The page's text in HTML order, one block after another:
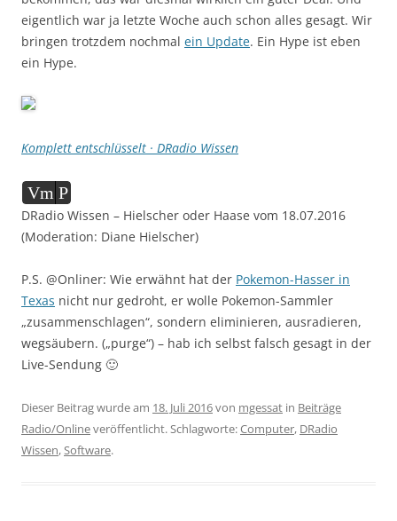
eigentlich war ja letzte Woche auch schon alles gesagt. Wir
bringen trotzdem nochmal ein Update. Ein Hype ist eben
ein Hype.
Komplett entschlüsselt · DRadio Wissen
Audio-
Player
Vm P
DRadio Wissen – Hielscher oder Haase vom 18.07.2016
(Moderation: Diane Hielscher)
P.S. @Onliner: Wie erwähnt hat der Pokemon-Hasser in
Texas nicht nur gedroht, er wolle Pokemon-Sammler
„zusammenschlagen“, sondern eliminieren, ausradieren,
wegsäubern. („purge“) – hab ich selbst falsch gesagt in der
Live-Sendung 🙂
Dieser Beitrag wurde am 18. Juli 2016von mgessat in Beiträge
Radio/Onlineveröffentlicht. Schlagworte:Computer, DRadio
Wissen,Software.